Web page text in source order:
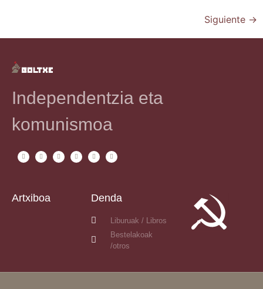
Siguiente →
Independentzia eta
komunismoa
Artxiboa Denda
Liburuak / Libros
Bestelakoak
/otros